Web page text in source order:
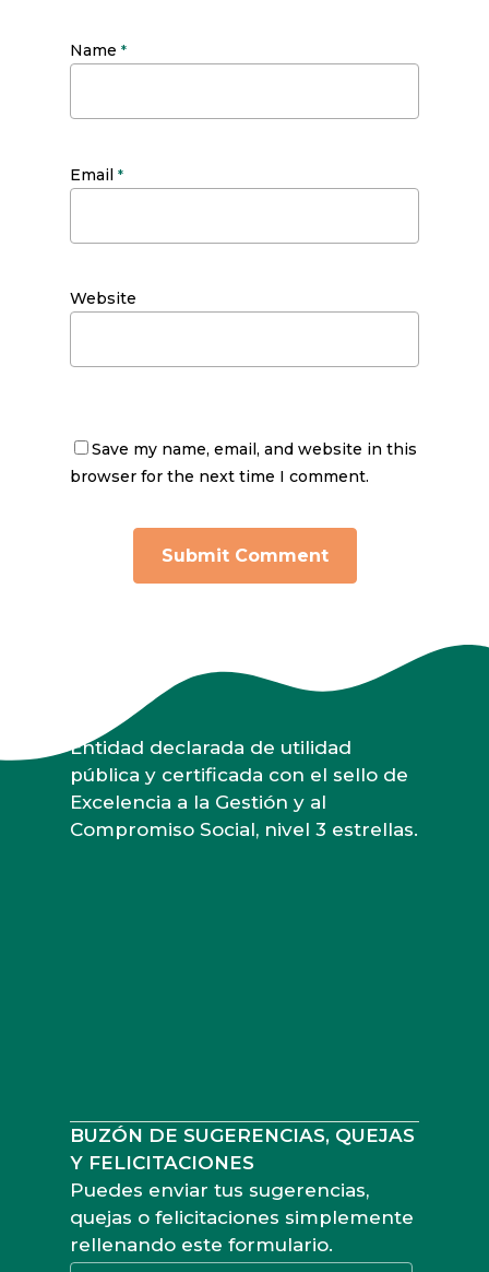
Name *
Email *
Website
Save my name, email, and website in this
browser for the next time I comment.
Entidad declarada de utilidad
pública y certificada con el sello de
Excelencia a la Gestión y al
Compromiso Social, nivel 3 estrellas.
BUZÓN DE SUGERENCIAS, QUEJAS
Y FELICITACIONES
Puedes enviar tus sugerencias,
quejas o felicitaciones simplemente
rellenando este formulario.